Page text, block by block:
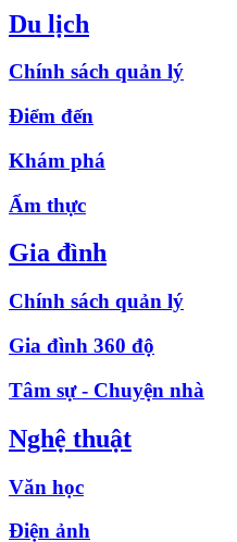
Du lịch
Chính sách quản lý
Điểm đến
Khám phá
Ẩm thực
Gia đình
Chính sách quản lý
Gia đình 360 độ
Tâm sự - Chuyện nhà
Nghệ thuật
Văn học
Điện ảnh